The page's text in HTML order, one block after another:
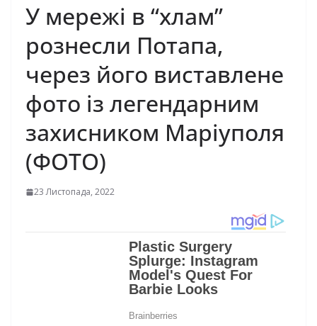
У мережі в “хлам”
рознесли Потапа,
через його виставлене
фото із легендарним
захисником Маріуполя
(ФОТО)
23 Листопада, 2022